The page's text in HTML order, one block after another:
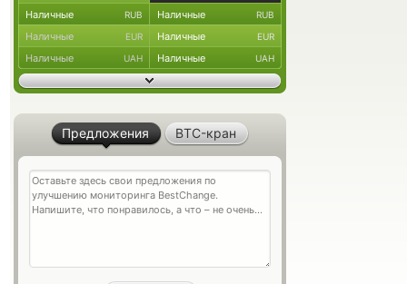
Наличные RUB Наличные RUB
Наличные EUR Наличные EUR
Наличные UAH Наличные UAH
Предложения BTC-кран